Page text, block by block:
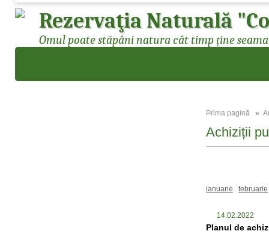
Rezervaţia Naturală
Omul poate stăpâni natura cât timp ține
Prima pagină »
Achiziții
ianuarie februarie
14.02.2022
Planul de